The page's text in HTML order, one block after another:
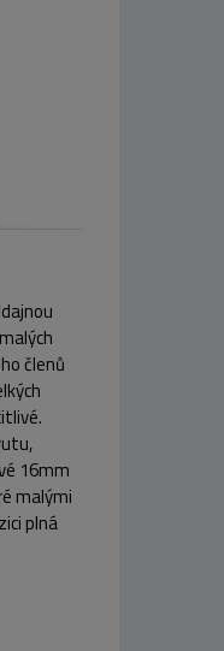
členů
16mm
malými
plná